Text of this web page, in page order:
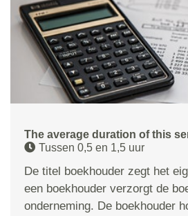
The average duration of this
Tussen 0,5 en 1,5 uur
De titel boekhouder zegt het
een boekhouder verzorgt de
onderneming. De boekhouder